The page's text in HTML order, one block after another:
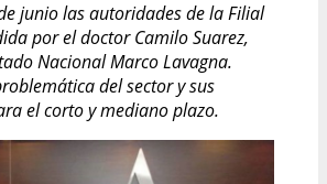
junio las autoridades de la Filial
por el doctor Camilo Suarez,
Nacional Marco Lavagna.
del sector y sus
el corto y mediano plazo.